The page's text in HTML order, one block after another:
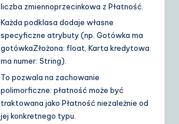
liczba zmiennoprzecinkowa z Płatność.
Każda podklasa dodaje własne
specyficzne atrybuty (np. Gotówka ma
gotówkaZłożona: float, Karta kredytowa
ma numer: String).
To pozwala na zachowanie
polimorficzne: płatność może być
traktowana jako Płatność niezależnie od
jej konkretnego typu.